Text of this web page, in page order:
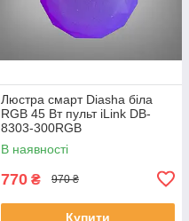
Люстра смарт Diasha біла
RGB 45 Вт пульт iLink DB-
8303-300RGB
В наявності
770 ₴ 970 ₴
Купити